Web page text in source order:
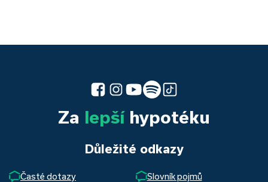
Za lepšíhypotéku
Důležité odkazy
Časté dotazy
Slovník pojmů